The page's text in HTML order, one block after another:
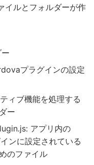
イルとフォルダーが作
プラグインの設定
ィブ機能を処理する
ー
アプリ内の
ンに設定されている
のファイル